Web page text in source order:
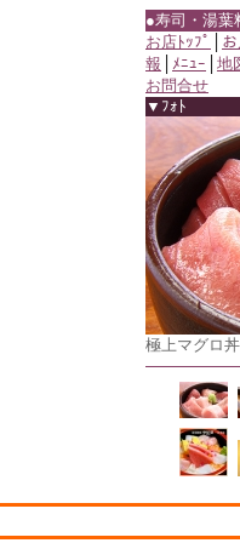
●寿司・湯
お店ﾄｯﾌﾟ
報
ﾒﾆｭｰ
地
お問合せ
▼ﾌｫﾄ
極上マグロ丼